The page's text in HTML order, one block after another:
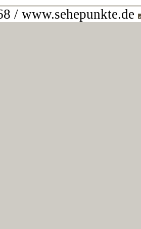
/ www.sehepunkte.de